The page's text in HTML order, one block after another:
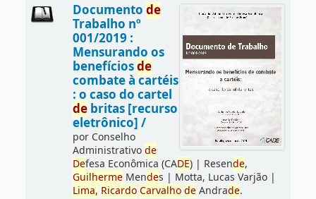
Documento de
Trabalho nº
001/2019 :
Mensurando os
benefíciosde
combate à cartéis
: o caso do cartel
debritas [recurso
eletrônico] /
por Conselho
Administrativode
Defesa Econômica (CADE)| Resende,
GuilhermeMendes | Motta, Lucas Varjão|
Lima, Ricardo Carvalho deAndrade.